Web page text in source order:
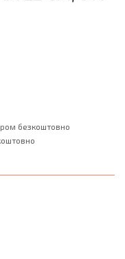
безкоштовно